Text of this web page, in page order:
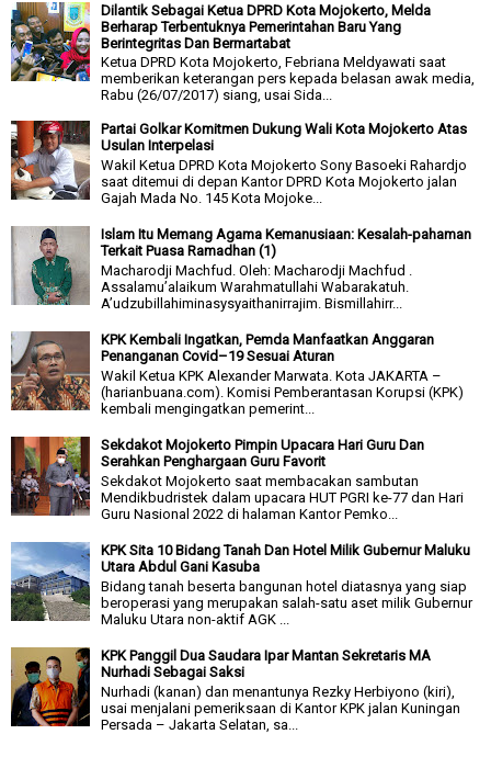
Dilantik Sebagai Ketua DPRD Kota Mojokerto, Melda
Berharap Terbentuknya Pemerintahan Baru Yang
Berintegritas Dan Bermartabat
Ketua DPRD Kota Mojokerto, Febriana Meldyawati saat
memberikan keterangan pers kepada belasan awak media,
Rabu (26/07/2017) siang, usai Sida...
Partai Golkar Komitmen Dukung Wali Kota Mojokerto Atas
Usulan Interpelasi
Wakil Ketua DPRD Kota Mojokerto Sony Basoeki Rahardjo
saat ditemui di depan Kantor DPRD Kota Mojokerto jalan
Gajah Mada No. 145 Kota Mojoke...
Islam Itu Memang Agama Kemanusiaan: Kesalah-pahaman
Terkait Puasa Ramadhan (1)
Macharodji Machfud. Oleh: Macharodji Machfud .
Assalamu’alaikum Warahmatullahi Wabarakatuh.
A’udzubillahiminasysyaithanirrajim. Bismillahirr...
KPK Kembali Ingatkan, Pemda Manfaatkan Anggaran
Penanganan Covid–19 Sesuai Aturan
Wakil Ketua KPK Alexander Marwata. Kota JAKARTA –
(harianbuana.com). Komisi Pemberantasan Korupsi (KPK)
kembali mengingatkan pemerint...
Sekdakot Mojokerto Pimpin Upacara Hari Guru Dan
Serahkan Penghargaan Guru Favorit
Sekdakot Mojokerto saat membacakan sambutan
Mendikbudristek dalam upacara HUT PGRI ke-77 dan Hari
Guru Nasional 2022 di halaman Kantor Pemko...
KPK Sita 10 Bidang Tanah Dan Hotel Milik Gubernur Maluku
Utara Abdul Gani Kasuba
Bidang tanah beserta bangunan hotel diatasnya yang siap
beroperasi yang merupakan salah-satu aset milik Gubernur
Maluku Utara non-aktif AGK ...
KPK Panggil Dua Saudara Ipar Mantan Sekretaris MA
Nurhadi Sebagai Saksi
Nurhadi (kanan) dan menantunya Rezky Herbiyono (kiri),
usai menjalani pemeriksaan di Kantor KPK jalan Kuningan
Persada – Jakarta Selatan, sa...